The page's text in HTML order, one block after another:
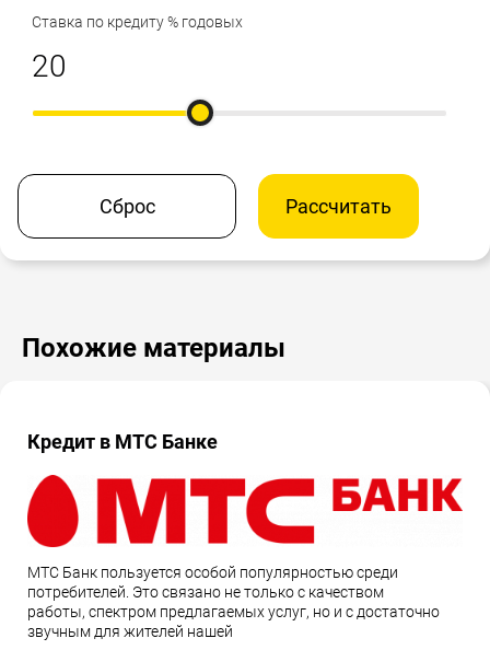
Ставка по кредиту % годовых
Сброс Рассчитать
Похожие материалы
Кредит в МТС Банке
МТС Банк пользуется особой популярностью среди
потребителей. Это связано не только с качеством
работы, спектром предлагаемых услуг, но и с достаточно
звучным для жителей нашей